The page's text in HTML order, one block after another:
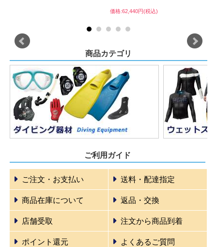
価格:62,440円(税込)
商品カテゴリ
ご利用ガイド
ご注文・お支払い 送料・配達指定
商品在庫について 返品・交換
店舗受取 注文から商品到着
ポイント還元 よくあるご質問